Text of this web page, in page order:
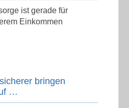
ist gerade für
Einkommen
bringen
…